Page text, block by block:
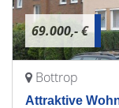
69.000,- €
Bottrop
Attraktive